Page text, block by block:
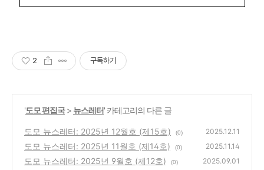
2 구독하기
'도모 편집국> 뉴스레터' 카테고리의 다른 글
도모 뉴스레터: 2025년 12월호 (제15호) (0) 2025.12.11
도모 뉴스레터: 2025년 11월호 (제14호) (0) 2025.11.14
도모 뉴스레터: 2025년 9월호 (제12호) (0) 2025.09.01